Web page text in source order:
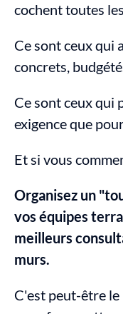
cochent toutes
Ce sont ceux qui
concrets,
Ce sont ceux qui
exigence que
Et si vous
Organisez un
vos équipes
meilleurs
murs.
C'est peut-être